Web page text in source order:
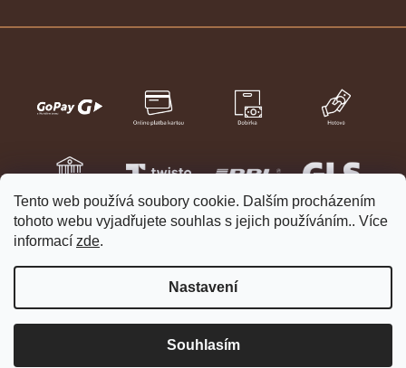
Tento web používá soubory cookie. Dalším procházením
tohoto webu vyjadřujete souhlas s jejich používáním.. Více
informací zde.
Nastavení
Souhlasím
Vytvořil Shoptet
HELVETIA hodinky a šperky